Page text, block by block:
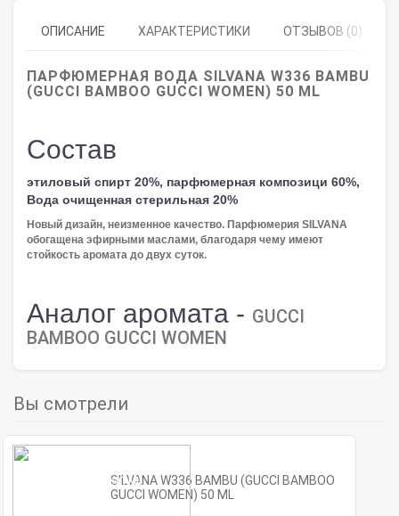
ОПИСАНИЕ ХАРАКТЕРИСТИКИ ОТЗЫВОВ (0)
ПАРФЮМЕРНАЯ ВОДА SILVANA W336 BAMBU
(GUCCI BAMBOO GUCCI WOMEN) 50 ML
Состав
этиловый спирт 20%, парфюмерная композици 60%,
Вода очищенная стерильная 20%
Новый дизайн, неизменное качество. Парфюмерия SILVANA
обогащена эфирными маслами, благодаря чему имеют
стойкость аромата до двух суток.
Аналог аромата - GUCCI
BAMBOO GUCCI WOMEN
Вы смотрели
SILVANA W336 BAMBU (GUCCI BAMBOO
GUCCI WOMEN) 50 ML